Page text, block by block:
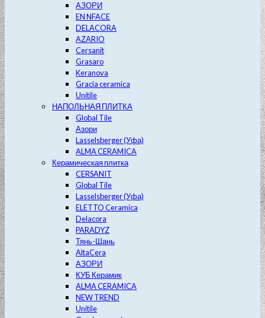
АЗОРИ
EN NFACE
DELACORA
AZARIO
Cersanit
Grasaro
Keranova
Gracia ceramica
Unitile
НАПОЛЬНАЯ ПЛИТКА
Global Tile
Азори
Lasselsberger (Уфа)
ALMA CERAMICA
Керамическая плитка
CERSANIT
Global Tile
Lasselsberger (Уфа)
ELETTO Ceramica
Delacora
PARADYZ
Тянь-Шань
AltaCera
АЗОРИ
КУБ Керамик
ALMA CERAMICA
NEW TREND
Unitile